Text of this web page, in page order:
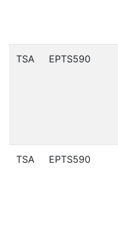
TSA EPTS590
TSA EPTS590